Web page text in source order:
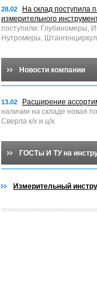
28.02
На склад поступила
измерительного
поступили: Глубиномеры,
Нутромеры,
Новости компании
13.02 Расширение
наличии на складе новая
Сверла к/х и ц/х
ГОСТы И ТУ на
Измерительный